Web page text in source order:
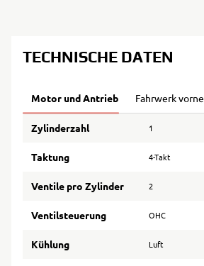
TECHNISCHE DATEN
Motor und Antrieb Fahrwerk vorne
Zylinderzahl 1
Taktung 4-Takt
Ventile pro Zylinder 2
Ventilsteuerung OHC
Kühlung Luft